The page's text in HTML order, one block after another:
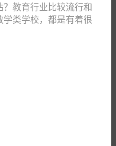
教育行业比较流行和
类学校，都是有着很